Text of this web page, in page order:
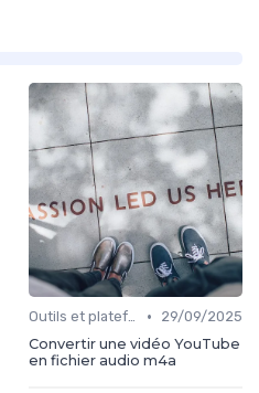
Outils et plateformes •
29/09/2025
Convertir une vidéo YouTube
en fichier audio m4a